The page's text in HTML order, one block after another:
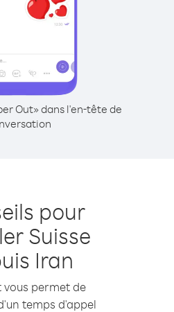
Out» dans l'en-tête de
pour
Suisse
Iran
vous permet de
temps d'appel